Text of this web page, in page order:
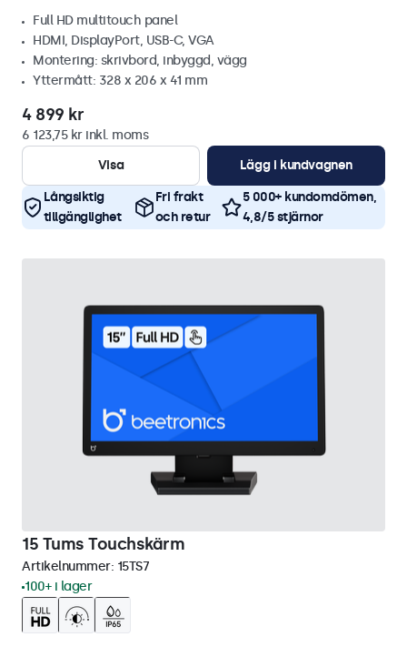
Full HD multitouch panel
HDMI, DisplayPort, USB-C, VGA
Montering: skrivbord, inbyggd, vägg
Yttermått: 328 x 206 x 41 mm
4 899 kr
6 123,75 kr inkl. moms
Visa
Lägg i kundvagnen
Långsiktig
tillgänglighet
Fri frakt
och retur
5 000+ kundomdömen,
4,8/5 stjärnor
15 Tums Touchskärm
Artikelnummer: 15TS7
100+ i lager